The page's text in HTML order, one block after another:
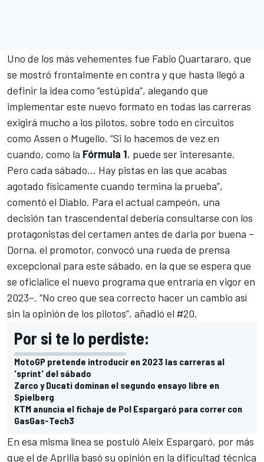
Uno de los más vehementes fue Fabio Quartararo, que
se mostró frontalmente en contra y que hasta llegó a
definir la idea como “estúpida”, alegando que
implementar este nuevo formato en todas las carreras
exigirá mucho a los pilotos, sobre todo en circuitos
como Assen o Mugello. “Si lo hacemos de vez en
cuando, como la Fórmula 1, puede ser interesante.
Pero cada sábado… Hay pistas en las que acabas
agotado físicamente cuando termina la prueba”,
comentó el Diablo. Para el actual campeón, una
decisión tan trascendental debería consultarse con los
protagonistas del certamen antes de darla por buena –
Dorna, el promotor, convocó una rueda de prensa
excepcional para este sábado, en la que se espera que
se oficialice el nuevo programa que entraría en vigor en
2023–. “No creo que sea correcto hacer un cambio así
sin la opinión de los pilotos”, añadió el #20.
Por si te lo perdiste:
MotoGP pretende introducir en 2023 las carreras al
'sprint' del sábado
Zarco y Ducati dominan el segundo ensayo libre en
Spielberg
KTM anuncia el fichaje de Pol Espargaró para correr con
GasGas-Tech3
En esa misma línea se postuló Aleix Espargaró, por más
que el de Aprilia basó su opinión en la dificultad técnica